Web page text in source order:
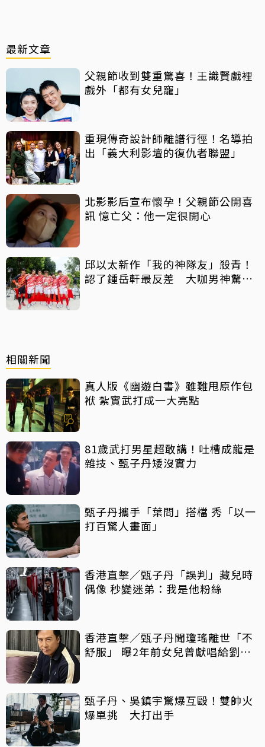
最新文章
父親節收到雙重驚喜！王識賢戲裡
戲外「都有女兒寵」
重現傳奇設計師離譜行徑！名導拍
出「義大利影壇的復仇者聯盟」
北影影后宣布懷孕！父親節公開喜
訊 憶亡父：他一定很開心
邱以太新作「我的神隊友」殺青！
認了鍾岳軒最反差 大咖男神驚喜
相關新聞
真人版《幽遊白書》雖難甩原作包
袱 紮實武打成一大亮點
81歲武打男星超敢講！吐槽成龍是
雜技、甄子丹矮沒實力
甄子丹攜手「葉問」搭檔 秀「以一
打百驚人畫面」
香港直擊／甄子丹「誤判」藏兒時
偶像 秒變迷弟：我是他粉絲
香港直擊／甄子丹聞瓊瑤離世「不
舒服」 曝2年前女兒曾獻唱給劉家
甄子丹、吳鎮宇驚爆互毆！雙帥火
爆單挑 大打出手